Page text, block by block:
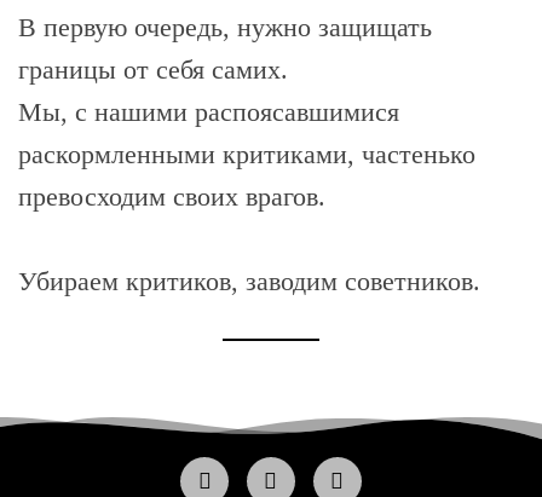
В первую очередь, нужно защищать
границы от себя самих.
Мы, с нашими распоясавшимися
раскормленными критиками, частенько
превосходим своих врагов.
Убираем критиков, заводим советников.